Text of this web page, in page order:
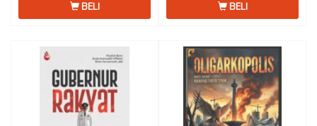
BELI BELI